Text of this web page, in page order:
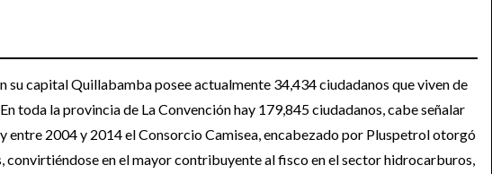
su capital Quillabamba posee actualmente 34,434 ciudadanos que viven de
toda la provincia de La Convención hay 179,845 ciudadanos, cabe señalar
entre 2004 y 2014 el Consorcio Camisea, encabezado por Pluspetrol otorgó
convirtiéndose en el mayor contribuyente al fisco en el sector hidrocarburos,